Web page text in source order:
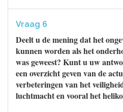
Vraag 6
Deelt u de mening dat het
kunnen worden als het
was geweest? Kunt u uw
een overzicht geven van de
verbeteringen van het
luchtmacht en vooral het